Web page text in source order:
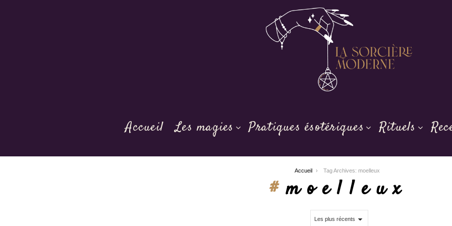
Accueil Les magies Pratiques ésotériques Rituels
Accueil Tag Archives: moelleux
moelleux